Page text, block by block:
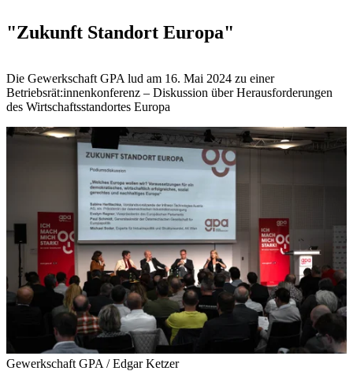
"Zukunft Standort Europa"
Die Gewerkschaft GPA lud am 16. Mai 2024 zu einer
Betriebsrät:innenkonferenz – Diskussion über Herausforderungen
des Wirtschaftsstandortes Europa
Gewerkschaft GPA / Edgar Ketzer